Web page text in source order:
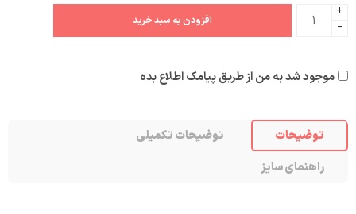
+
−
افزودن به سبد خرید
موجود شد به من از طریق پیامک اطلاع بده
توضیحات
توضیحات تکمیلی
راهنمای سایز